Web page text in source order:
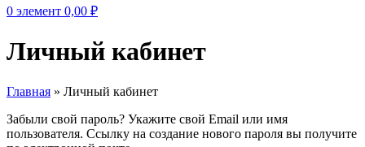
0 элемент 0,00 ₽
Личный кабинет
Главная » Личный кабинет
Забыли свой пароль? Укажите свой Email или имя
пользователя. Ссылку на создание нового пароля вы получите